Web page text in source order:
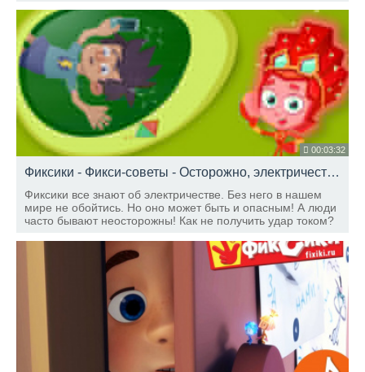
сейчас? Спросим у фиксиков!
00:03:32
Фиксики - Фикси-советы - Осторожно, электричество! / Fixiki
Фиксики все знают об электричестве. Без него в нашем
мире не обойтись. Но оно может быть и опасным! А люди
часто бывают неосторожны! Как не получить удар током?